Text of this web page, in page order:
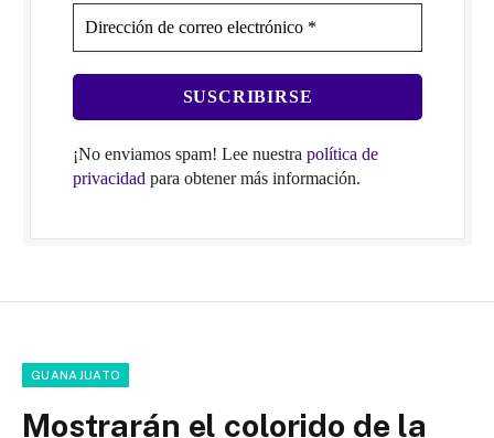
¡No enviamos spam! Lee nuestra política de
privacidadpara obtener más información.
GUANAJUATO
Mostrarán el colorido de la